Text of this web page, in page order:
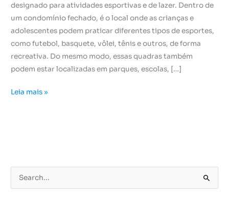
designado para atividades esportivas e de lazer. Dentro de
um condomínio fechado, é o local onde as crianças e
adolescentes podem praticar diferentes tipos de esportes,
como futebol, basquete, vôlei, tênis e outros, de forma
recreativa. Do mesmo modo, essas quadras também
podem estar localizadas em parques, escolas, […]
Leia mais »
e